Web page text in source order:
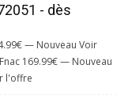
- dès
— Nouveau Voir
169.99€ — Nouveau
l'offre